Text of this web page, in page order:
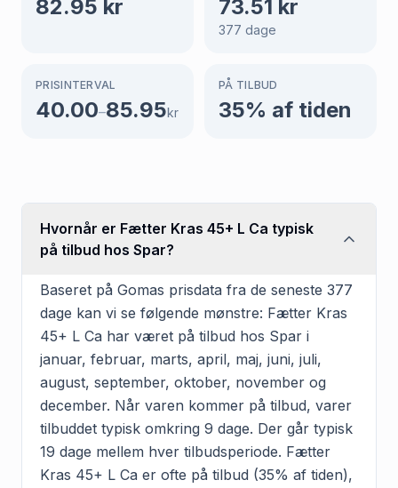
82.95 kr 73.51 kr
377 dage
PRISINTERVAL
40.00–85.95kr
PÅ TILBUD
35% af tiden
Hvornår er Fætter Kras 45+ L Ca typisk
på tilbud hos Spar?
Baseret på Gomas prisdata fra de seneste 377
dage kan vi se følgende mønstre: Fætter Kras
45+ L Ca har været på tilbud hos Spar i
januar, februar, marts, april, maj, juni, juli,
august, september, oktober, november og
december. Når varen kommer på tilbud, varer
tilbuddet typisk omkring 9 dage. Der går typisk
19 dage mellem hver tilbudsperiode. Fætter
Kras 45+ L Ca er ofte på tilbud (35% af tiden),